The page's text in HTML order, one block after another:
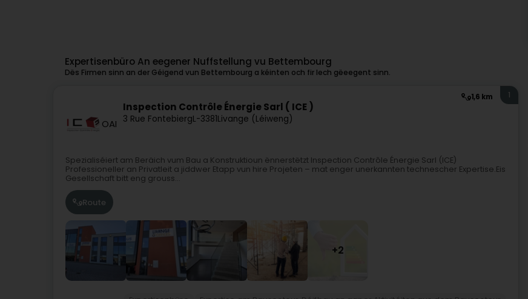
Expertisenbüro An eegener Nuffstellung vu Bettembourg
Dës Firmen sinn an der Géigend vun Bettembourg a kéinten och fir Iech gëeegent sinn.
1,6 km
OAI
Inspection Contrôle Énergie Sarl ( ICE )
3 Rue FontebiergL-3381Livange (Léiweng)
1
Spezialiséiert am Beräich vum Bau a Konstruktioun ënnerstëtzt Inspection Contrôle Énergie Sarl (ICE)
Professioneller an Privatleit a jiddwer Etapp vun hire Projeten – mat enger unerkannten technescher Expertise.Eis
Gesellschaft bitt eng grouss...
Route
+2